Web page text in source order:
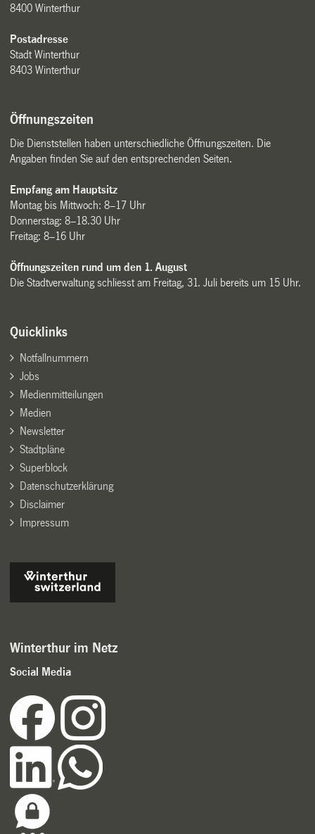
8400 Winterthur
Postadresse
Stadt Winterthur
8403 Winterthur
Öffnungszeiten
Die Dienststellen haben unterschiedliche Öffnungszeiten. Die
Angaben finden Sie auf den entsprechenden Seiten.
Empfang am Hauptsitz
Montag bis Mittwoch: 8–17 Uhr
Donnerstag: 8–18.30 Uhr
Freitag: 8–16 Uhr
Öffnungszeiten rund um den 1. August
Die Stadtverwaltung schliesst am Freitag, 31. Juli bereits um 15 Uhr.
Quicklinks
Notfallnummern
Jobs
Medienmitteilungen
Medien
Newsletter
Stadtpläne
Superblock
Datenschutzerklärung
Disclaimer
Impressum
Winterthur im Netz
Social Media